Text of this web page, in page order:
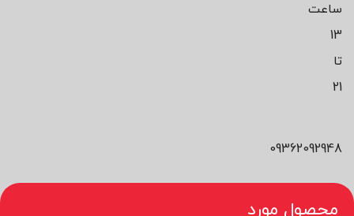
ساعت
13
تا
21
09362092948
محصول مورد